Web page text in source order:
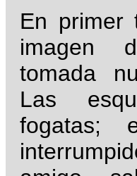
En primer
imagen
tomada
Las
fogatas;